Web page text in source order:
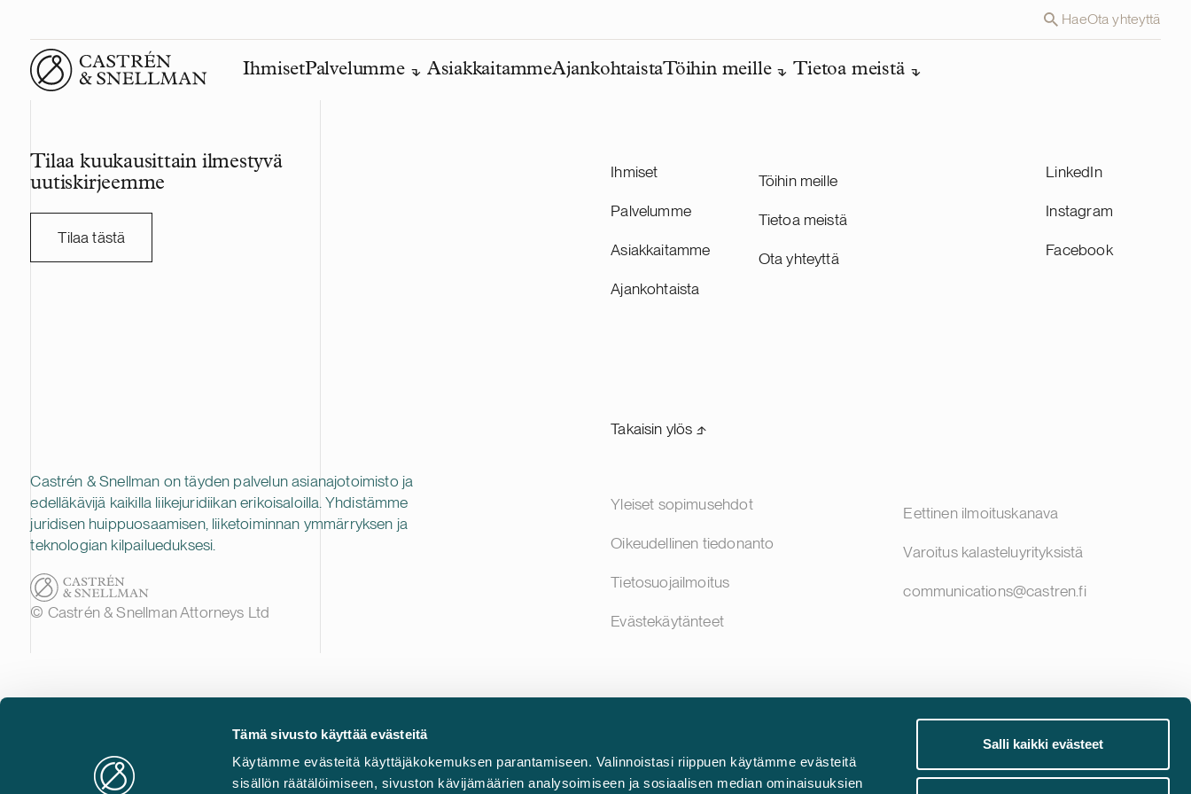
Tämä sivusto käyttää evästeitä
Käytämme evästeitä käyttäjäkokemuksen parantamiseen. Valinnoistasi riippuen käytämme evästeitä
sisällön räätälöimiseen, sivuston kävijämäärien analysoimiseen ja sosiaalisen median ominaisuuksien
Salli kaikki evästeet
HaeOta yhteyttä
Front page
IhmisetPalvelumme AsiakkaitammeAjankohtaistaTöihin meille Tietoa meistä
Tilaa kuukausittain ilmestyvä
uutiskirjeemme
Tilaa tästä
Ihmiset
Palvelumme
Asiakkaitamme
Ajankohtaista
Töihin meille
Tietoa meistä
Ota yhteyttä
LinkedIn
Instagram
Facebook
Takaisin ylös ⬏
Castrén & Snellman on täyden palvelun asianajotoimisto ja
edelläkävijä kaikilla liikejuridiikan erikoisaloilla. Yhdistämme
juridisen huippuosaamisen, liiketoiminnan ymmärryksen ja
teknologian kilpailueduksesi.
© Castrén & Snellman Attorneys Ltd
Yleiset sopimusehdot
Oikeudellinen tiedonanto
Tietosuojailmoitus
Evästekäytänteet
Eettinen ilmoituskanava
Varoitus kalasteluyrityksistä
communications@castren.fi